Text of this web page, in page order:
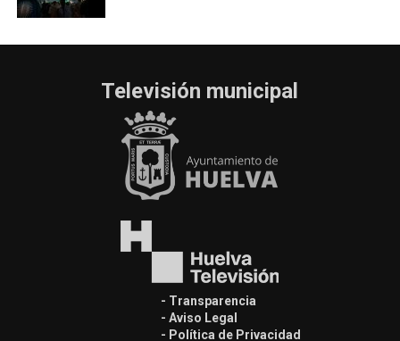
Televisión municipal
- Transparencia
- Aviso Legal
- Política de Privacidad